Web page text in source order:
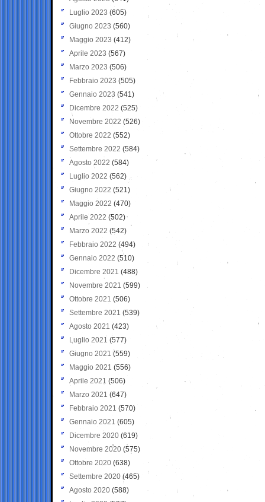
Luglio 2023 (605)
Giugno 2023 (560)
Maggio 2023 (412)
Aprile 2023 (567)
Marzo 2023 (506)
Febbraio 2023 (505)
Gennaio 2023 (541)
Dicembre 2022 (525)
Novembre 2022 (526)
Ottobre 2022 (552)
Settembre 2022 (584)
Agosto 2022 (584)
Luglio 2022 (562)
Giugno 2022 (521)
Maggio 2022 (470)
Aprile 2022 (502)
Marzo 2022 (542)
Febbraio 2022 (494)
Gennaio 2022 (510)
Dicembre 2021 (488)
Novembre 2021 (599)
Ottobre 2021 (506)
Settembre 2021 (539)
Agosto 2021 (423)
Luglio 2021 (577)
Giugno 2021(559)
Maggio 2021 (556)
Aprile 2021 (506)
Marzo 2021 (647)
Febbraio 2021 (570)
Gennaio 2021 (605)
Dicembre 2020 (619)
Novembre 2020 (575)
Ottobre 2020 (638)
Settembre 2020(465)
Agosto 2020 (588)